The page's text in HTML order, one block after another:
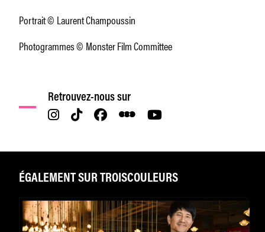
Portrait © Laurent Champoussin
Photogrammes © Monster Film Committee
Retrouvez-nous sur
ÉGALEMENT SUR TROISCOULEURS